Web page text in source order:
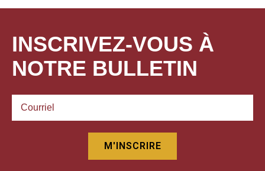
INSCRIVEZ-VOUS À
NOTRE BULLETIN